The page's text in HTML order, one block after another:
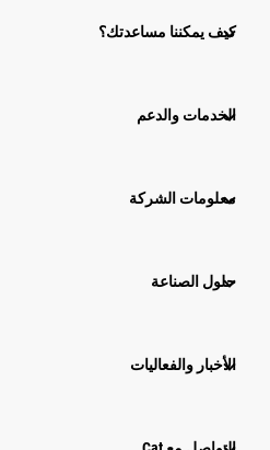
كيف يمكننا مساعدتك؟
الخدمات والدعم
معلومات الشركة
حلول الصناعة
الأخبار والفعاليات